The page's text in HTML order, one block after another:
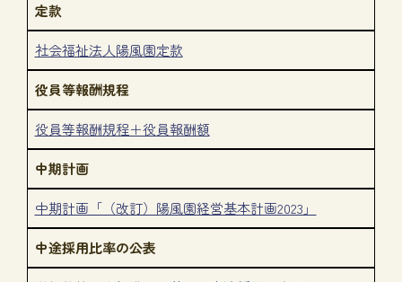
定款
社会福祉法人陽風園定款
役員等報酬規程
役員等報酬規程＋役員報酬額
中期計画
中期計画「（改訂）陽風園経営基本計画2023」
中途採用比率の公表